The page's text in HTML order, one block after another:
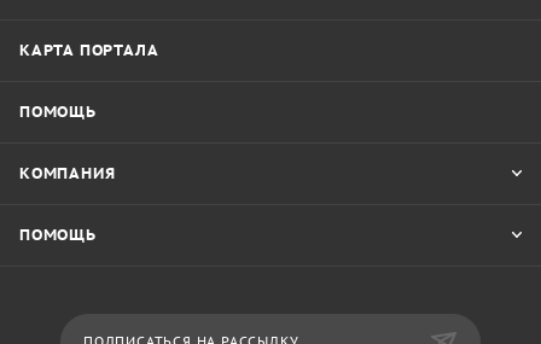
КАРТА ПОРТАЛА
ПОМОЩЬ
КОМПАНИЯ
ПОМОЩЬ